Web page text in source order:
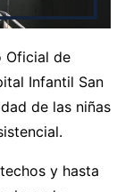
Oficial de
Infantil San
de las niñas
y hasta